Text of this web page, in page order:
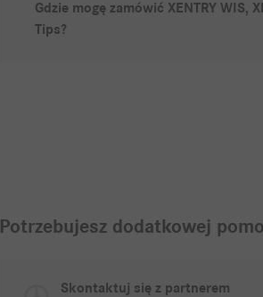
Gdzie mogę zamówić XENTRY WIS,
Tips?
Potrzebujesz dodatkowej
Skontaktuj się z partnerem